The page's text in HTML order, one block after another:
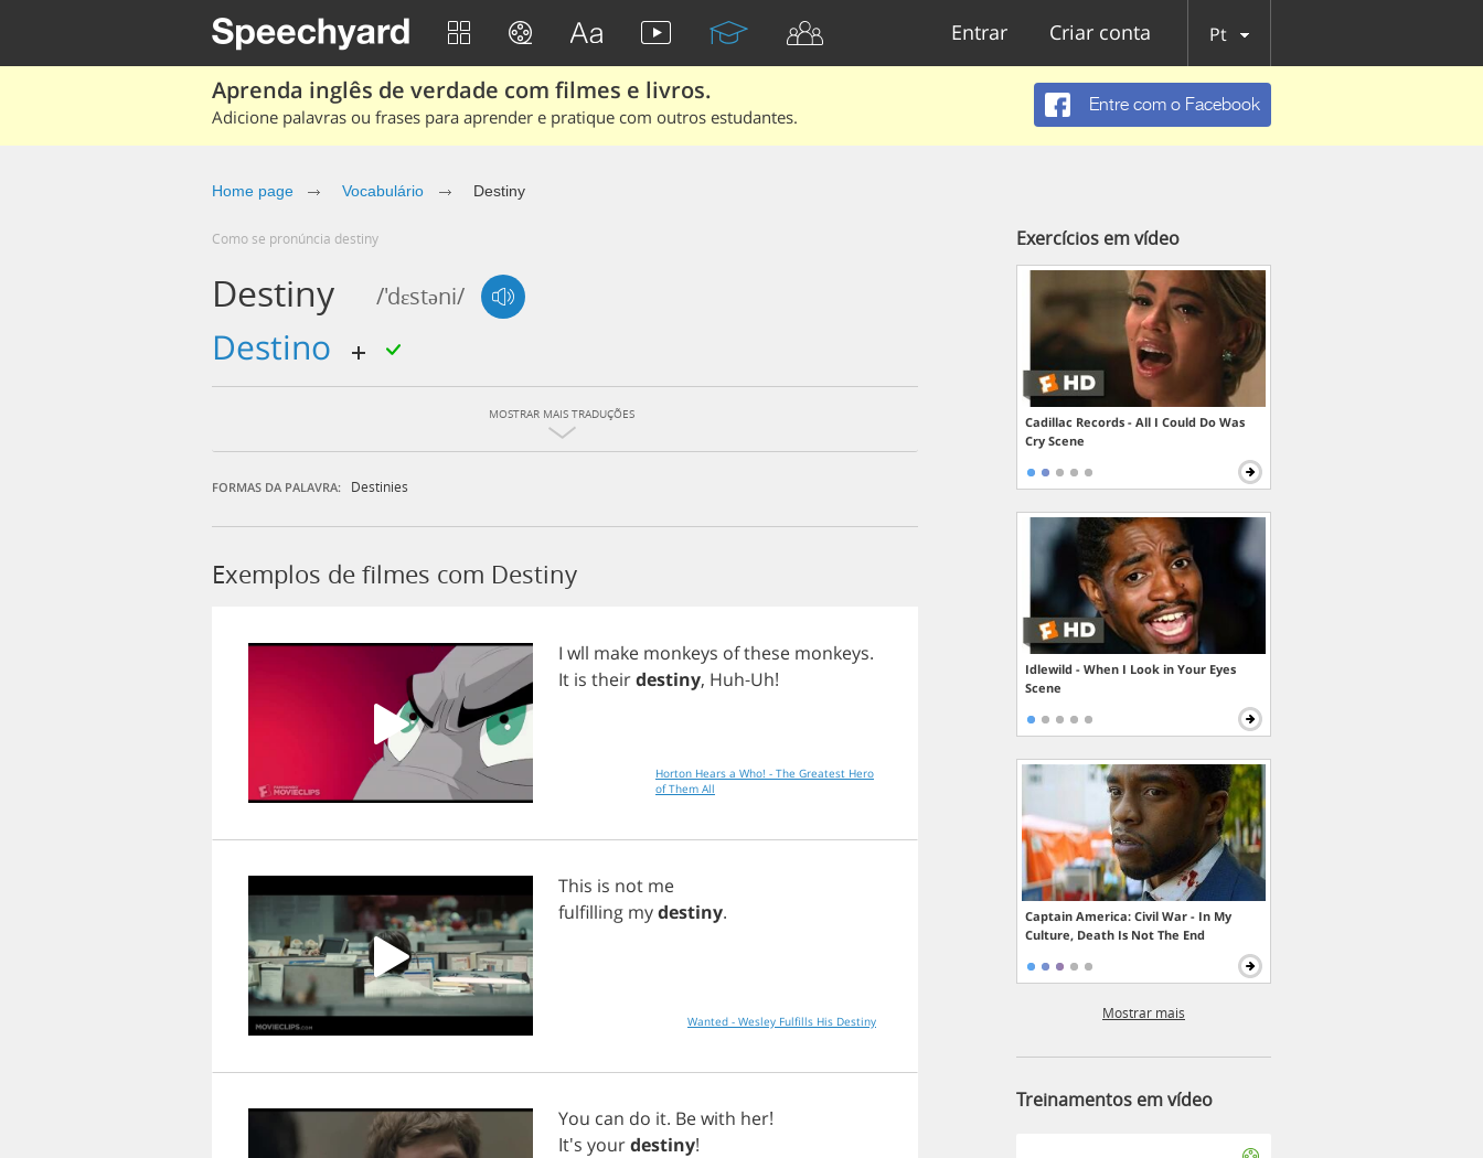
Entrar Criar conta Pt
Aprenda inglês de verdade com filmes e livros.
Adicione palavras ou frases para aprender e pratique com outros estudantes.
Entre com o Facebook
Home page Vocabulário Destiny
Como se pronúncia destiny
Destiny /'dɛstəni/
destino
MOSTRAR MAIS TRADUÇÕES
FORMAS DA PALAVRA: Destinies
Exemplos de filmes com Destiny
I wll make monkeys ofthese monkeys.
It is theirdestiny, Huh-Uh!
Horton Hears a Who! - The Greatest Hero
of Them All
This is not me
fulfilling mydestiny.
Wanted - Wesley Fulfills His Destiny
You can do it. Bewith her!
It's yourdestiny!
Exercícios em vídeo
Cadillac Records - All I Could Do Was
Cry Scene
Idlewild - When I Look in Your Eyes
Scene
Captain America: Civil War - In My
Culture, Death Is Not The End
Mostrar mais
Treinamentos em vídeo